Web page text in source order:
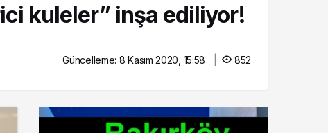
kuleler” inşa ediliyor!
Güncelleme: 8 Kasım 2020, 15:58 852